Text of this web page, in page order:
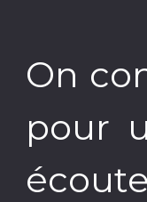
On
pour